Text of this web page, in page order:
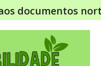
documentos